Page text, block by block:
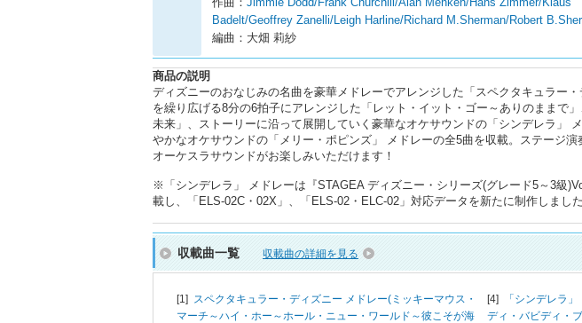
Badelt/Geoffrey Zanelli/Leigh Harline/Richard M.Sherman/Robert
編曲：大畑 莉紗
商品の説明
ディズニーのおなじみの名曲を豪華メドレーでアレンジした「スペクタキュラー
を繰り広げる8分の6拍子にアレンジした「レット・イット・ゴー～ありのままで
未来」、ストーリーに沿って展開していく豪華なオケサウンドの「シンデレラ」
やかなオケサウンドの「メリー・ポピンズ」 メドレーの全5曲を収載。ステージ
オーケスラサウンドがお楽しみいただけます！
※「シンデレラ」 メドレーは『STAGEA ディズニー・シリーズ(グレード5～3級
載し、「ELS-02C・02X」、「ELS-02・ELC-02」対応データを新たに制作しました
収載曲一覧 収載曲の詳細を見る
[1] スペクタキュラー・ディズニー メドレー(ミッキーマウス・
マーチ～ハイ・ホー～ホール・ニュー・ワールド～彼こそが海
[4]
「シンデレラ
ディ・バビディ・